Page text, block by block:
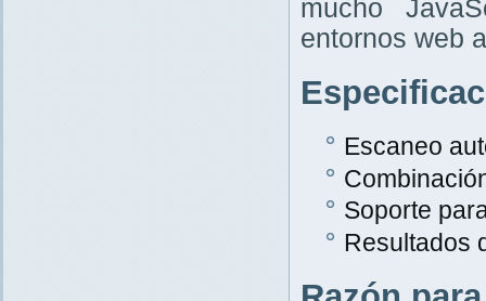
mucho
entornos web
Escaneo
Soporte
Resultados